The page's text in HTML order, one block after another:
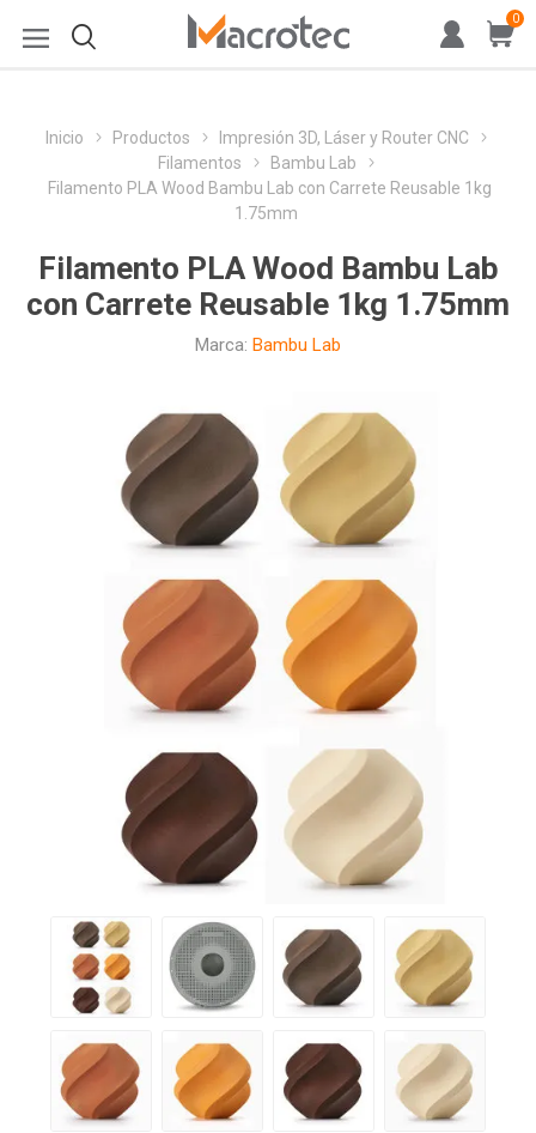
0
Inicio Productos
Impresión 3D, Láser y Router CNC
Filamentos
Bambu Lab
Filamento PLA Wood Bambu Lab con Carrete Reusable 1kg
1.75mm
Filamento PLA Wood Bambu Lab
con Carrete Reusable 1kg 1.75mm
Marca: Bambu Lab